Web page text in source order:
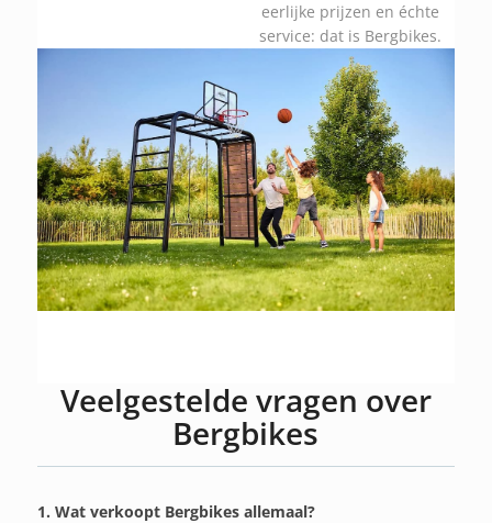
eerlijke prijzen en échte
service: dat is Bergbikes.
Veelgestelde vragen over
Bergbikes
1. Wat verkoopt Bergbikes allemaal?